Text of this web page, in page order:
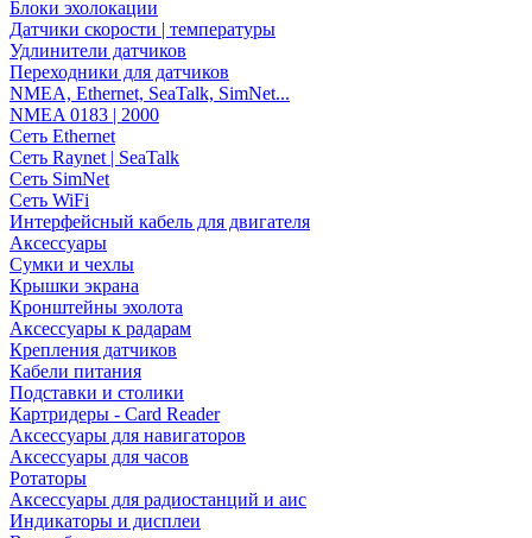
Блоки эхолокации
Датчики скорости | температуры
Удлинители датчиков
Переходники для датчиков
NMEA, Ethernet, SeaTalk, SimNet...
NMEA 0183 | 2000
Сеть Ethernet
Сеть Raynet | SeaTalk
Сеть SimNet
Сеть WiFi
Интерфейсный кабель для двигателя
Аксессуары
Сумки и чехлы
Крышки экрана
Кронштейны эхолота
Аксессуары к радарам
Крепления датчиков
Кабели питания
Подставки и столики
Картридеры - Card Reader
Аксессуары для навигаторов
Аксессуары для часов
Ротаторы
Аксессуары для радиостанций и аис
Индикаторы и дисплеи